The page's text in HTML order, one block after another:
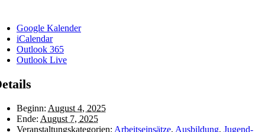
Google Kalender
iCalendar
Outlook 365
Outlook Live
Beginn: August 4, 2025
Ende: August 7, 2025
Veranstaltungskategorien: Arbeitseinsätze, Ausbildung, Jugend-